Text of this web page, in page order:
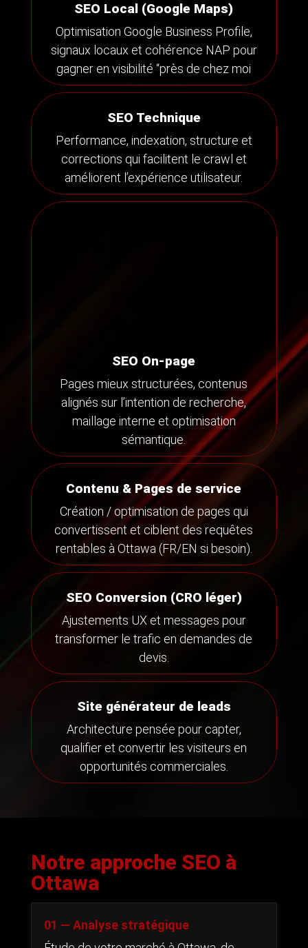
SEO Local (Google Maps)
Optimisation Google Business Profile,
signaux locaux et cohérence NAP pour
gagner en visibilité “près de chez moi
SEO Technique
Performance, indexation, structure et
corrections qui facilitent le crawl et
améliorent l’expérience utilisateur.
SEO On-page
Pages mieux structurées, contenus
alignés sur l’intention de recherche,
maillage interne et optimisation
sémantique.
Contenu & Pages de service
Création / optimisation de pages qui
convertissent et ciblent des requêtes
rentables à Ottawa (FR/EN si besoin).
SEO Conversion (CRO léger)
Ajustements UX et messages pour
transformer le trafic en demandes de
devis.
Site générateur de leads
Architecture pensée pour capter,
qualifier et convertir les visiteurs en
opportunités commerciales.
Notre approche SEO à
Ottawa
01 — Analyse stratégique